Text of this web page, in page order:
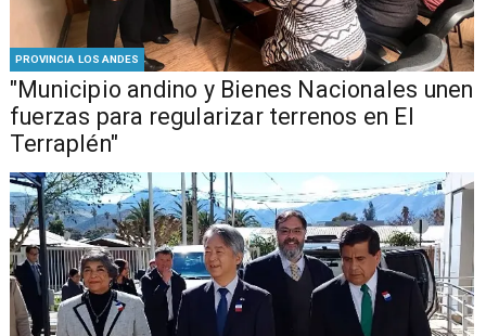
PROVINCIA LOS ANDES
"Municipio andino y Bienes Nacionales unen
fuerzas para regularizar terrenos en El
Terraplén"